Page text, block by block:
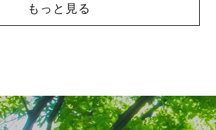
もっと見る